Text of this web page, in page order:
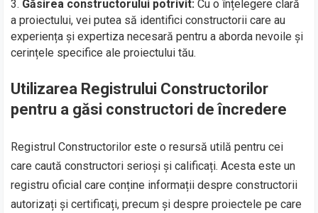
Găsirea constructorului potrivit: Cu o înțelegere clară
a proiectului, vei putea să identifici constructorii care au
experiența și expertiza necesară pentru a aborda nevoile și
cerințele specifice ale proiectului tău.
Utilizarea Registrului Constructorilor
pentru a găsi constructori de încredere
Registrul Constructorilor este o resursă utilă pentru cei
care caută constructori serioși și calificați. Acesta este un
registru oficial care conține informații despre constructorii
autorizați și certificați, precum și despre proiectele pe care